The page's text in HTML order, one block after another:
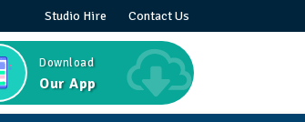
Studio Hire Contact Us
Download
Our App